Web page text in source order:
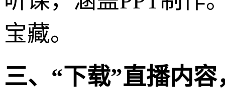
宝藏。
三、“下载”直播内